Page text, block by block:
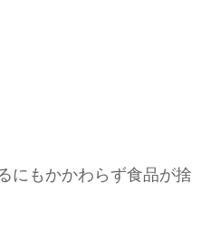
にもかかわらず食品が捨